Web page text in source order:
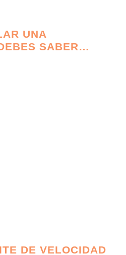
UNA
SABER…
DE VELOCIDAD